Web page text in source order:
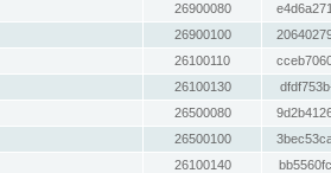
26900080
26900100
26100110
26100130
26500080
26500100
26100140